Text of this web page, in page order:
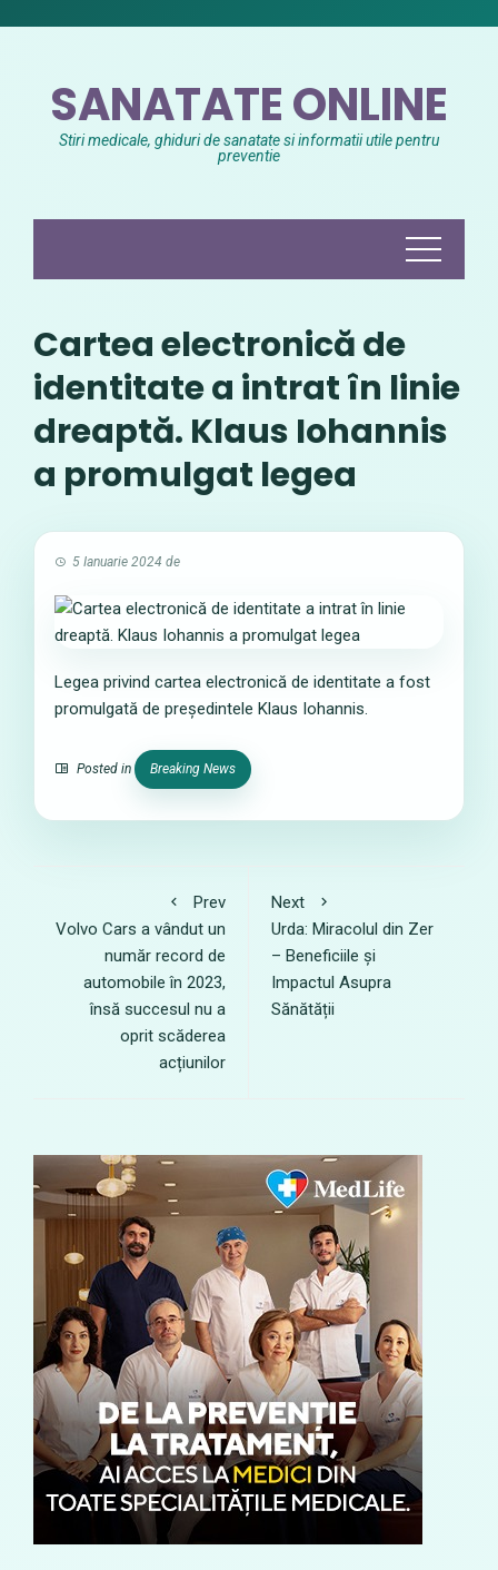
SANATATE ONLINE
Stiri medicale, ghiduri de sanatate si informatii utile pentru
preventie
Cartea electronică de
identitate a intrat în linie
dreaptă. Klaus Iohannis
a promulgat legea
5 Ianuarie 2024 de
Legea privind cartea electronică de identitate a fost
promulgată de președintele Klaus Iohannis.
Posted in Breaking News
Prev
Volvo Cars a vândut un
număr record de
automobile în 2023,
însă succesul nu a
oprit scăderea
acțiunilor
Next
Urda: Miracolul din Zer
– Beneficiile și
Impactul Asupra
Sănătății